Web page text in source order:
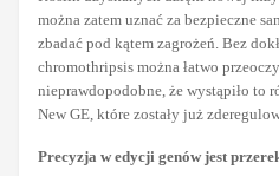
można zatem uznać za bezpieczne
zbadać pod kątem zagrożeń. Bez
chromothripsis można łatwo
nieprawdopodobne, że wystąpiło to
New GE, które zostały już
Precyzja w edycji genów jest